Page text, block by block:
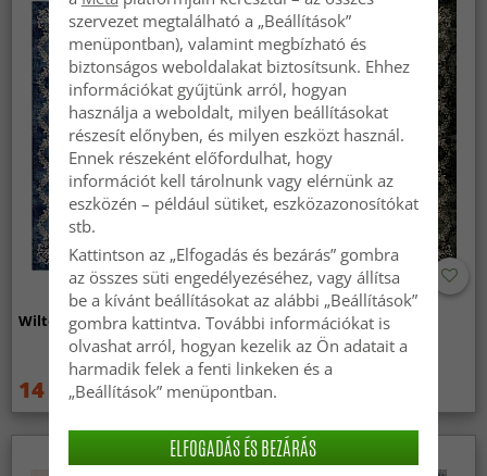
Wilton szőnyeg - Taknis (kék)
14 959 Ft 19 949 Ft
Wilton szőnyeg - Taknis
(sötétzöld)
14 959 Ft
szervezet megtalálható a „Beállítások”
menüpontban), valamint megbízható és
biztonságos weboldalakat biztosítsunk. Ehhez
információkat gyűjtünk arról, hogyan
használja a weboldalt, milyen beállításokat
részesít előnyben, és milyen eszközt használ.
Ennek részeként előfordulhat, hogy
információt kell tárolnunk vagy elérnünk az
eszközén – például sütiket, eszközazonosítókat
stb.
Kattintson az „Elfogadás és bezárás” gombra
az összes süti engedélyezéséhez, vagy állítsa
be a kívánt beállításokat az alábbi „Beállítások”
gombra kattintva. További információkat is
olvashat arról, hogyan kezelik az Ön adatait a
harmadik felek a fenti linkeken és a
„Beállítások” menüpontban.
ELFOGADÁS ÉS BEZÁRÁS